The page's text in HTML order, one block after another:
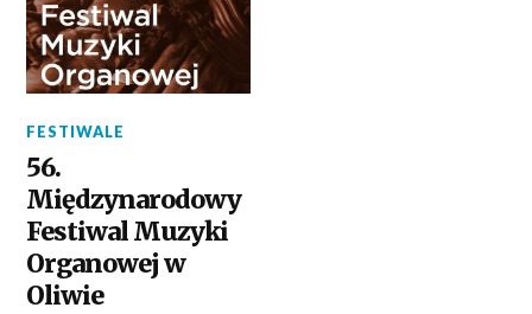
FESTIWALE
56.
Międzynarodowy
Festiwal Muzyki
Organowej w
Oliwie